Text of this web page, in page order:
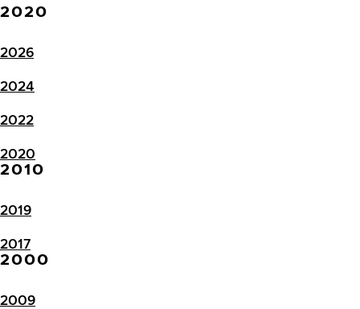
2020
2026
2024
2022
2020
2010
2019
2017
2000
2009